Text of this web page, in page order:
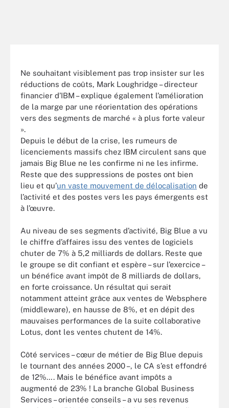
Ne souhaitant visiblement pas trop insister sur les
réductions de coûts, Mark Loughridge – directeur
financier d’IBM – explique également l’amélioration
de la marge par une réorientation des opérations
vers des segments de marché « à plus forte valeur
».
Depuis le début de la crise, les rumeurs de
licenciements massifs chez IBM circulent sans que
jamais Big Blue ne les confirme ni ne les infirme.
Reste que des suppressions de postes ont bien
lieu et qu’un vaste mouvement de délocalisation de
l’activité et des postes vers les pays émergents est
à l’œuvre.
Au niveau de ses segments d’activité, Big Blue a vu
le chiffre d’affaires issu des ventes de logiciels
chuter de 7% à 5,2 milliards de dollars. Reste que
le groupe se dit confiant et espère – sur l’exercice –
un bénéfice avant impôt de 8 milliards de dollars,
en forte croissance. Un résultat qui serait
notamment atteint grâce aux ventes de Websphere
(middleware), en hausse de 8%, et en dépit des
mauvaises performances de la suite collaborative
Lotus, dont les ventes chutent de 14%.
Côté services – cœur de métier de Big Blue depuis
le tournant des années 2000 –, le CA s’est effondré
de 12%…. Mais le bénéfice avant impôts a
augmenté de 23% ! La branche Global Business
Services – orientée conseils – a vu ses revenus